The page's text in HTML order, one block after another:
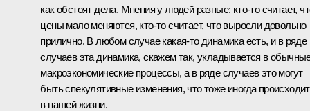
как обстоят дела. Мнения у людей разные: кто‑то считает,
цены мало меняются, кто‑то считает, что выросли довольно
прилично. В любом случае какая‑то динамика есть, и в ряде
случаев эта динамика, скажем так, укладывается в
макроэкономические процессы, а в ряде случаев это могут
быть спекулятивные изменения, что тоже иногда происходит
в нашей жизни.